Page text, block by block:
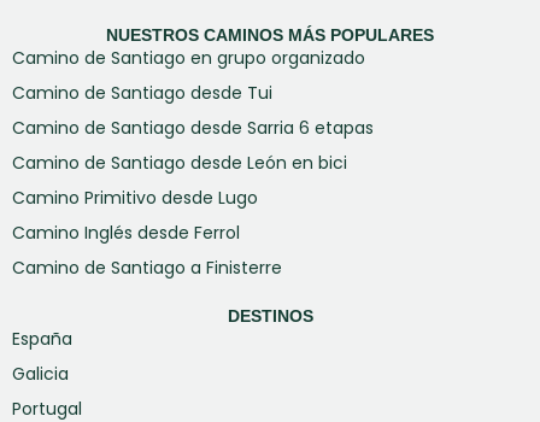
NUESTROS CAMINOS MÁS POPULARES
Camino de Santiago en grupo organizado
Camino de Santiago desde Tui
Camino de Santiago desde Sarria 6 etapas
Camino de Santiago desde León en bici
Camino Primitivo desde Lugo
Camino Inglés desde Ferrol
Camino de Santiago a Finisterre
DESTINOS
España
Galicia
Portugal